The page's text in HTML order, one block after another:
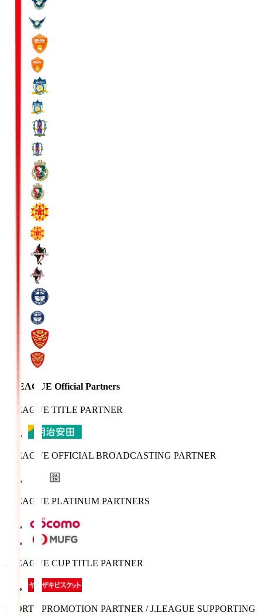
J.LEAGUE Official Partners
J.LEAGUE TITLE PARTNER
J.LEAGUE OFFICIAL BROADCASTING PARTNER
J.LEAGUE PLATINUM PARTNERS
J.LEAGUE CUP TITLE PARTNER
SPORTS PROMOTION PARTNER / J.LEAGUE SUPPORTING